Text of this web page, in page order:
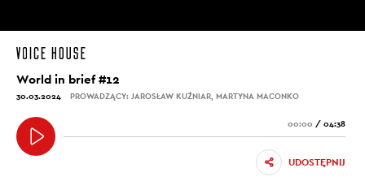
World in brief #12
30.03.2024 PROWADZĄCY: JAROSŁAW KUŹNIAR, MARTYNA MACONKO
00:00 / 04:38
UDOSTĘPNIJ